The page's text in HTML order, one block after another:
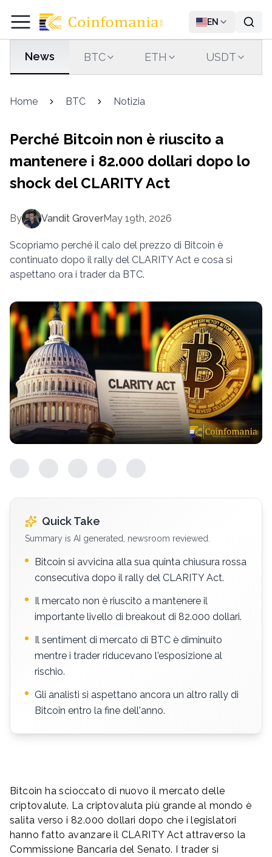
EN
News BTC ETH USDT
Home BTC Notizia
Perché Bitcoin non è riuscito a
mantenere i 82.000 dollari dopo lo
shock del CLARITY Act
By Vandit GroverMay 19th, 2026
Scopriamo perché il calo del prezzo di Bitcoin è
continuato dopo il rally del CLARITY Act e cosa si
aspettano ora i trader da BTC.
Quick Take
Summary is AI generated, newsroom reviewed.
Bitcoin si avvicina alla sua quinta chiusura rossa
consecutiva dopo il rally del CLARITY Act.
Il mercato non è riuscito a mantenere il
importante livello di breakout di 82.000 dollari.
Il sentiment di mercato di BTC è diminuito
mentre i trader riducevano l'esposizione al
rischio.
Gli analisti si aspettano ancora un altro rally di
Bitcoin entro la fine dell'anno.
Bitcoin ha scioccato di nuovo il mercato delle
criptovalute. La criptovaluta più grande al mondo è
salita verso i 82.000 dollari dopo che i legislatori
hanno fatto avanzare il CLARITY Act attraverso la
Commissione Bancaria del Senato. I trader si